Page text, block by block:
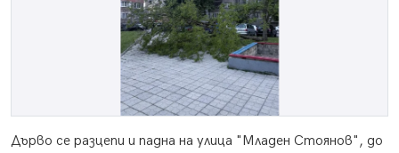
Дърво се разцепи и падна на улица "Младен Стоянов", до